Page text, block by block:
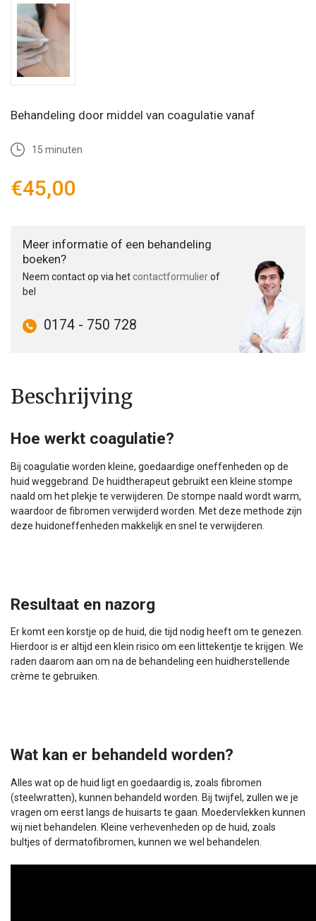
Behandeling door middel van coagulatie vanaf
15 minuten
€45,00
Meer informatie of een behandeling
boeken?
Neem contact op via hetcontactformulierof
bel
0174 - 750 728
Beschrijving
Hoe werkt coagulatie?
Bij coagulatie worden kleine, goedaardige oneffenheden op de
huid weggebrand. De huidtherapeut gebruikt een kleine stompe
naald om het plekje te verwijderen. De stompe naald wordt warm,
waardoor de fibromen verwijderd worden. Met deze methode zijn
deze huidoneffenheden makkelijk en snel te verwijderen.
Resultaat en nazorg
Er komt een korstje op de huid, die tijd nodig heeft om te genezen.
Hierdoor is er altijd een klein risico om een littekentje te krijgen. We
raden daarom aan om na de behandeling een huidherstellende
crème te gebruiken.
Wat kan er behandeld worden?
Alles wat op de huid ligt en goedaardig is, zoals fibromen
(steelwratten), kunnen behandeld worden. Bij twijfel, zullen we je
vragen om eerst langs de huisarts te gaan. Moedervlekken kunnen
wij niet behandelen. Kleine verhevenheden op de huid, zoals
bultjes of dermatofibromen, kunnen we wel behandelen.